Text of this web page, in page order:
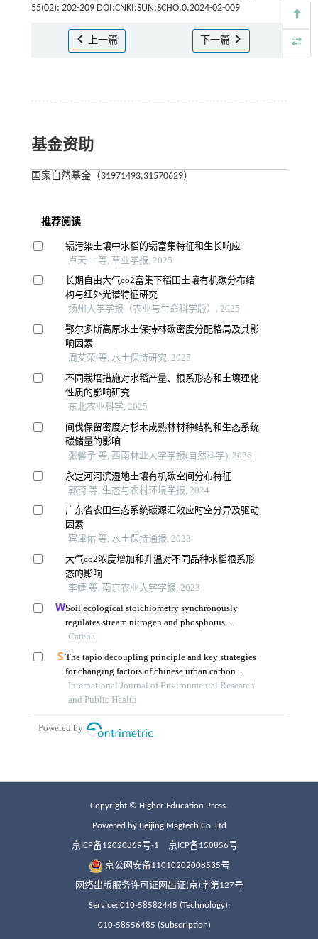
55(02): 202-209 DOI:CNKI:SUN:SCHO.0.2024-02-009
上一篇 下一篇
基金资助
国家自然基金（31971493,31570629）
Copyright © Higher Education Press.
Powered by Beijing Magtech Co. Ltd
京ICP备12020869号-1 京ICP备150856号
京公网安备11010202008535号
网络出版服务许可证网出证(京)字第127号
Service: 010-58582445 (Technology);
010-58556485 (Subscription)